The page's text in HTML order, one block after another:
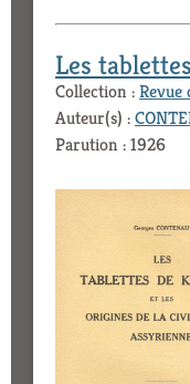
Les
Collection :Revue
Auteur(s) :
Parution : 1926